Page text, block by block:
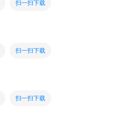
扫一扫下载
扫一扫下载
扫一扫下载